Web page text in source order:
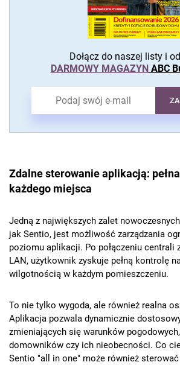
Dołącz do naszej listy i
DARMOWY MAGAZYN ABC
Zdalne sterowanie aplikacją:
każdego miejsca
Jedną z największych zalet
jak Sentio, jest możliwość zarządzania
poziomu aplikacji. Po połączeniu centrali
LAN, użytkownik zyskuje pełną kontrolę
wilgotnością w każdym pomieszczeniu.
To nie tylko wygoda, ale również realna
Aplikacja pozwala dynamicznie
zmieniających się warunków
domowników czy ich nieobecności. Co
Sentio "all in one" może również